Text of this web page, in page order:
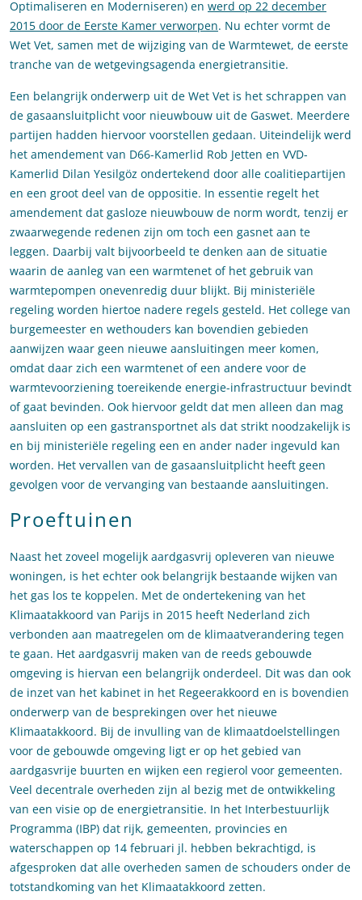
Optimaliseren en Moderniseren) en werd op 22 december
2015 door de Eerste Kamer verworpen. Nu echter vormt de
Wet Vet, samen met de wijziging van de Warmtewet, de eerste
tranche van de wetgevingsagenda energietransitie.
Een belangrijk onderwerp uit de Wet Vet is het schrappen van
de gasaansluitplicht voor nieuwbouw uit de Gaswet. Meerdere
partijen hadden hiervoor voorstellen gedaan. Uiteindelijk werd
het amendement van D66-Kamerlid Rob Jetten en VVD-
Kamerlid Dilan Yesilgöz ondertekend door alle coalitiepartijen
en een groot deel van de oppositie. In essentie regelt het
amendement dat gasloze nieuwbouw de norm wordt, tenzij er
zwaarwegende redenen zijn om toch een gasnet aan te
leggen. Daarbij valt bijvoorbeeld te denken aan de situatie
waarin de aanleg van een warmtenet of het gebruik van
warmtepompen onevenredig duur blijkt. Bij ministeriële
regeling worden hiertoe nadere regels gesteld. Het college van
burgemeester en wethouders kan bovendien gebieden
aanwijzen waar geen nieuwe aansluitingen meer komen,
omdat daar zich een warmtenet of een andere voor de
warmtevoorziening toereikende energie-infrastructuur bevindt
of gaat bevinden. Ook hiervoor geldt dat men alleen dan mag
aansluiten op een gastransportnet als dat strikt noodzakelijk is
en bij ministeriële regeling een en ander nader ingevuld kan
worden. Het vervallen van de gasaansluitplicht heeft geen
gevolgen voor de vervanging van bestaande aansluitingen.
Proeftuinen
Naast het zoveel mogelijk aardgasvrij opleveren van nieuwe
woningen, is het echter ook belangrijk bestaande wijken van
het gas los te koppelen. Met de ondertekening van het
Klimaatakkoord van Parijs in 2015 heeft Nederland zich
verbonden aan maatregelen om de klimaatverandering tegen
te gaan. Het aardgasvrij maken van de reeds gebouwde
omgeving is hiervan een belangrijk onderdeel. Dit was dan ook
de inzet van het kabinet in het Regeerakkoord en is bovendien
onderwerp van de besprekingen over het nieuwe
Klimaatakkoord. Bij de invulling van de klimaatdoelstellingen
voor de gebouwde omgeving ligt er op het gebied van
aardgasvrije buurten en wijken een regierol voor gemeenten.
Veel decentrale overheden zijn al bezig met de ontwikkeling
van een visie op de energietransitie. In het Interbestuurlijk
Programma (IBP) dat rijk, gemeenten, provincies en
waterschappen op 14 februari jl. hebben bekrachtigd, is
afgesproken dat alle overheden samen de schouders onder de
totstandkoming van het Klimaatakkoord zetten.